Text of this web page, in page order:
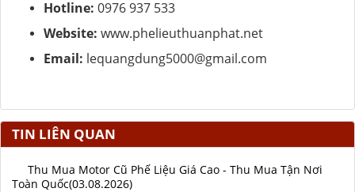
Hotline: 0976 937 533
Website: www.phelieuthuanphat.net
Email: lequangdung5000@gmail.com
TIN LIÊN QUAN
Thu Mua Motor Cũ Phế Liệu Giá Cao - Thu Mua Tận Nơi
Toàn Quốc(03.08.2026)